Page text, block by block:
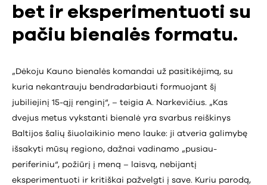
bet ir eksperimentuoti su
pačiu bienalės formatu.
„Dėkoju Kauno bienalės komandai už pasitikėjimą, su
kuria nekantrauju bendradarbiauti formuojant šį
jubiliejinį 15-ąjį renginį“, – teigia A. Narkevičius. „Kas
dvejus metus vykstanti bienalė yra svarbus reiškinys
Baltijos šalių šiuolaikinio meno lauke: ji atveria galimybę
išsakyti mūsų regiono, dažnai vadinamo „pusiau-
periferiniu“, požiūrį į meną – laisvą, nebijantį
eksperimentuoti ir kritiškai pažvelgti į save. Kuriu parodą,